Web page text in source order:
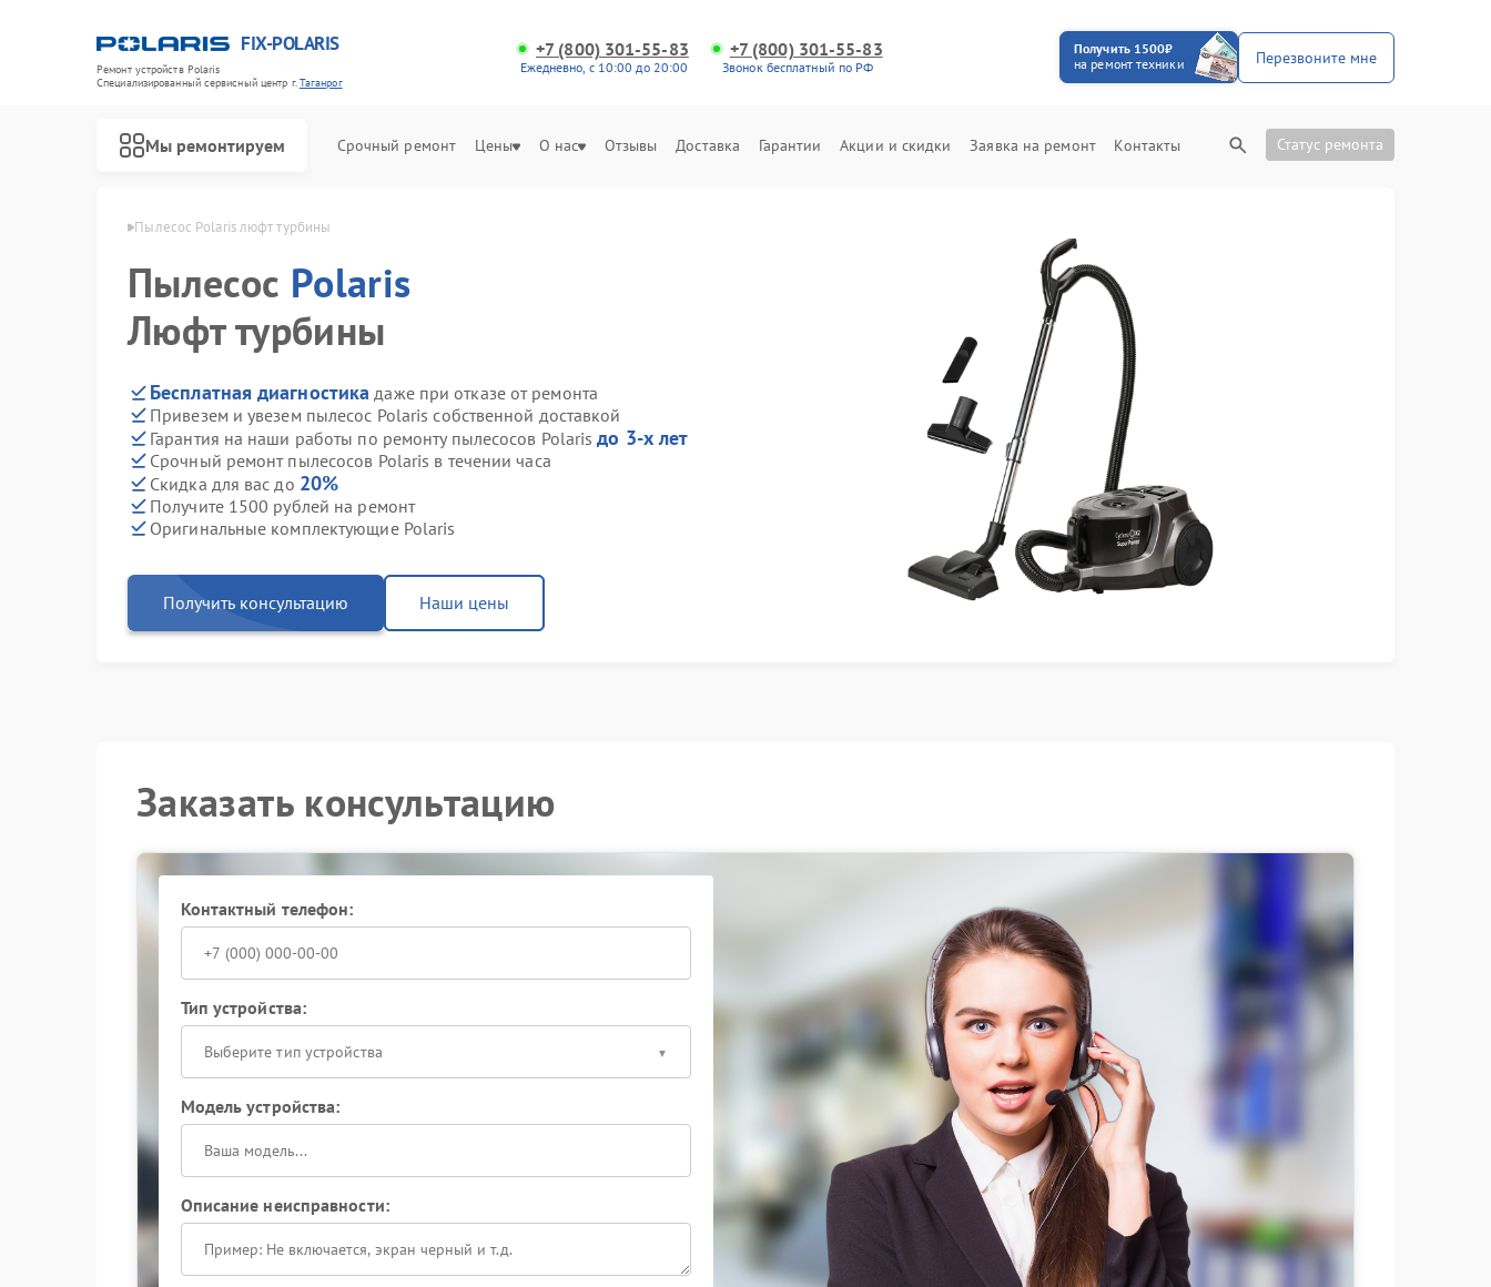
FIX-POLARIS
Ремонт устройств Polaris
Специализированный cервисный центр г.Таганрог
+7 (800) 301-55-83
Ежедневно, с 10:00 до 20:00
+7 (800) 301-55-83
Звонок бесплатный по РФ
Получить 1500₽
на ремонт техники
Перезвоните мне
Мы ремонтируем Срочный ремонт Цены О нас Отзывы Доставка Гарантии Акции и скидки Заявка на ремонт Контакты Статус ремонта
Polaris в Таганроге Пылесос Polaris люфт турбины
Пылесос Polaris
Люфт турбины
Бесплатная диагностика даже при отказе от ремонта
Привезем и увезем пылесос Polaris собственной доставкой
Гарантия на наши работы по ремонту пылесосов Polarisдо 3-х лет
Срочный ремонт пылесосов Polaris в течении часа
Скидка для вас до 20%
Получите 1500 рублей на ремонт
Оригинальные комплектующие Polaris
Получить консультацию Наши цены
Заказать консультацию
Контактный телефон:
Тип устройства:
Выберите тип устройства
Модель устройства:
Описание неисправности: